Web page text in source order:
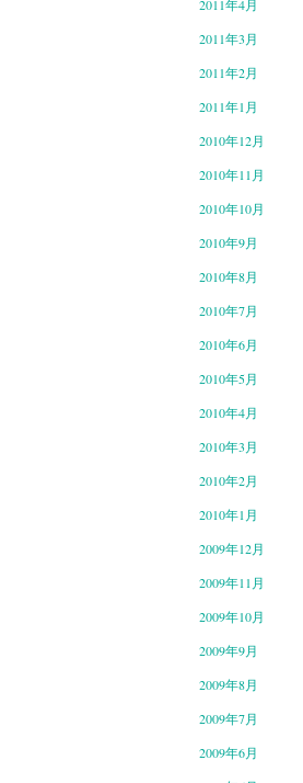
2011年4月
2011年3月
2011年2月
2011年1月
2010年12月
2010年11月
2010年10月
2010年9月
2010年8月
2010年7月
2010年6月
2010年5月
2010年4月
2010年3月
2010年2月
2010年1月
2009年12月
2009年11月
2009年10月
2009年9月
2009年8月
2009年7月
2009年6月